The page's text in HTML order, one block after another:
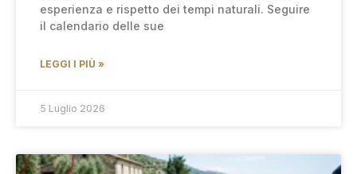
esperienza e rispetto dei tempi naturali. Seguire
il calendario delle sue
LEGGI I PIÙ »
5 Luglio 2026